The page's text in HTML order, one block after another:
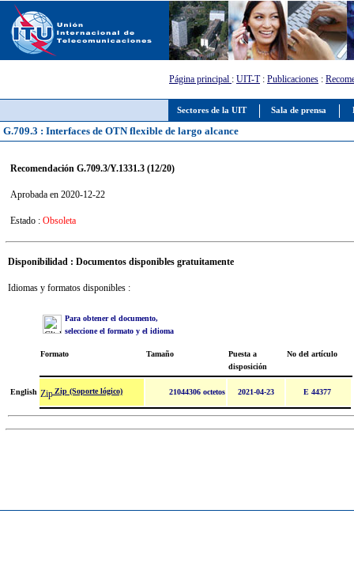
Sectores de la UIT Sala de prensa
Página principal : UIT-T: Publicaciones :
G.709.3 : Interfaces de OTN flexible de largo alcance
Recomendación G.709.3/Y.1331.3 (12/20)
Aprobada en 2020-12-22
Estado : Obsoleta
Disponibilidad : Documentos disponibles gratuitamente
Idiomas y formatos disponibles :
Para obtener el documento,
seleccione el formato y el idioma
Formato Tamaño
Puesta a
disposición
No del artículo
English Zip (Soporte lógico) 21044306 octetos 2021-04-23 E 44377